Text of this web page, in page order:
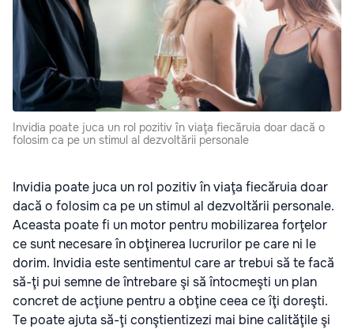
Invidia poate juca un rol pozitiv în viaţa fiecăruia doar dacă o
folosim ca pe un stimul al dezvoltării personale
Invidia poate juca un rol pozitiv în viaţa fiecăruia doar
dacă o folosim ca pe un stimul al dezvoltării personale.
Aceasta poate fi un motor pentru mobilizarea forţelor
ce sunt necesare în obţinerea lucrurilor pe care ni le
dorim. Invidia este sentimentul care ar trebui să te facă
să-ţi pui semne de întrebare şi să întocmeşti un plan
concret de acţiune pentru a obţine ceea ce îţi doreşti.
Te poate ajuta să-ţi conştientizezi mai bine calităţile şi